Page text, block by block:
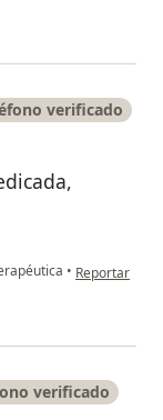
verificado
• en opinión
Reportar
verificado